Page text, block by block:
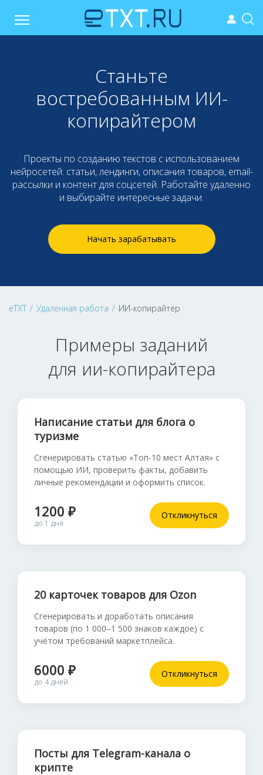
Станьте
востребованным ИИ-
копирайтером
Проекты по созданию текстов с использованием
нейросетей: статьи, лендинги, описания товаров, email-
рассылки и контент для соцсетей. Работайте удаленно
и выбирайте интересные задачи.
Начать зарабатывать
eTXT / Удаленная работа / ИИ-копирайтер
Примеры заданий
для ии-копирайтера
Написание статьи для блога о
туризме
Сгенерировать статью «Топ-10 мест Алтая» с
помощью ИИ, проверить факты, добавить
личные рекомендации и оформить список.
1200 ₽
до 1 дня
Откликнуться
20 карточек товаров для Ozon
Сгенерировать и доработать описания
товаров (по 1 000–1 500 знаков каждое) с
учётом требований маркетплейса.
6000 ₽
до 4 дней
Откликнуться
Посты для Telegram-канала о
крипте